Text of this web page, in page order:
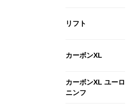
リフト
カーボンXL
カーボンXL ユーロ
ニンフ